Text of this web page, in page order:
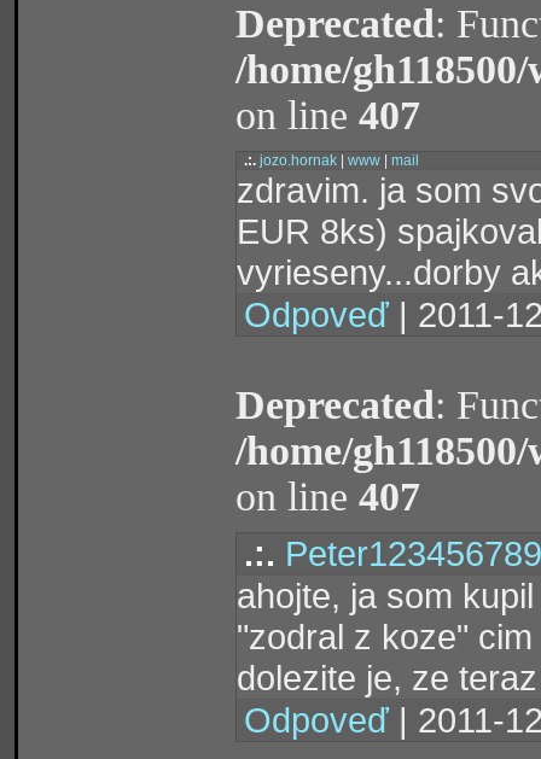
Deprecated:
/home/
on line 407
.:. jozo.hornak www mail
zdravim. ja som
EUR 8ks)
vyrieseny...dorby
Odpoveď | 2011-
Deprecated:
/home/
on line 407
.:.
ahojte, ja som
"zodral z koze"
dolezite je, ze
Odpoveď | 2011-